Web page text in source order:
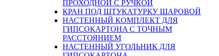
ПРОХОДНОЙ С РУЧКОЙ
КРАН ПОД ШТУКАТУРКУ ШАРОВОЙ
НАСТЕННЫЙ КОМПЛЕКТ ДЛЯ
ГИПСОКАРТОНA С ТОЧНЫМ
РАССТОЯНИЕМ
НАСТЕННЫЙ УГОЛЬНИК ДЛЯ